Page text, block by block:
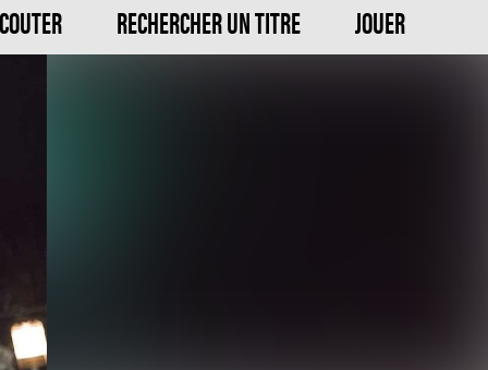
RECHERCHER UN TITRE JOUER